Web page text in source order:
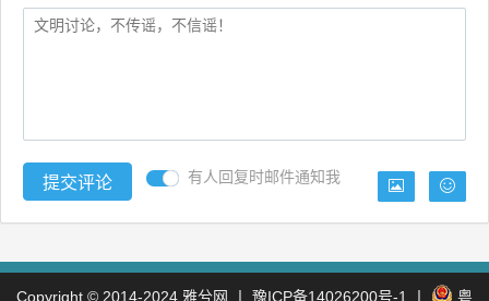
有人回复时邮件通知我
Copyright © 2014-2024 雅兮网 豫ICP备14026200号-1 粤